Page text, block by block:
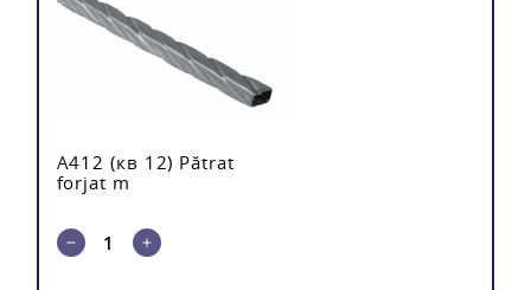
A412 (кв 12) Pătrat
forjat m